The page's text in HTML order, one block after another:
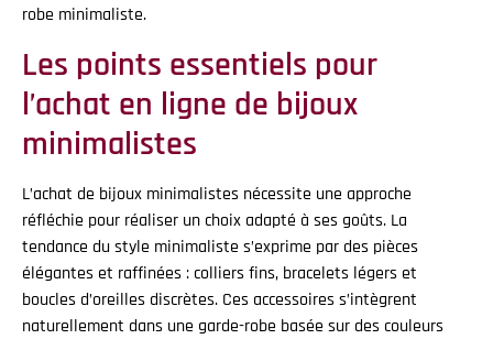
robe minimaliste.
Les points essentiels pour
l’achat en ligne de bijoux
minimalistes
L’achat de bijoux minimalistes nécessite une approche
réfléchie pour réaliser un choix adapté à ses goûts. La
tendance du style minimaliste s’exprime par des pièces
élégantes et raffinées : colliers fins, bracelets légers et
boucles d’oreilles discrètes. Ces accessoires s’intègrent
naturellement dans une garde-robe basée sur des couleurs